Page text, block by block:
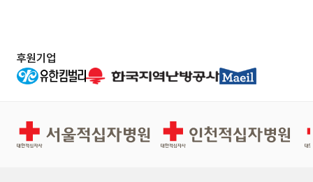
후원기업
서울적십자병원 인천적십자병원